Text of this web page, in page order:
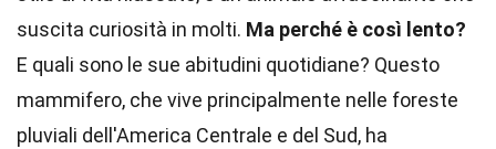
suscita curiosità in molti. Ma perché è così lento?
E quali sono le sue abitudini quotidiane? Questo
mammifero, che vive principalmente nelle foreste
pluviali dell'America Centrale e del Sud, ha